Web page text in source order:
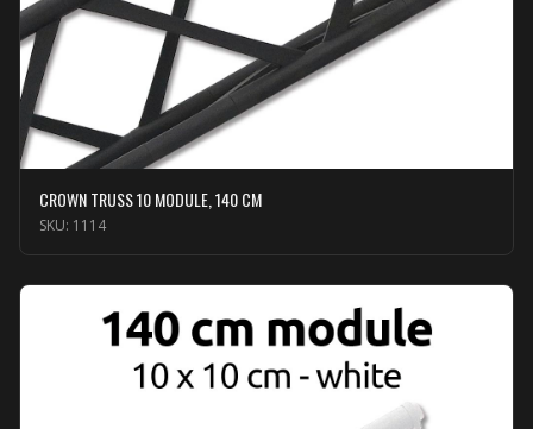
CROWN TRUSS 10 MODULE, 140 CM
SKU: 1114